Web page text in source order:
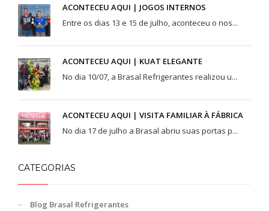
ACONTECEU AQUI | JOGOS INTERNOS
Entre os dias 13 e 15 de julho, aconteceu o nos...
ACONTECEU AQUI | KUAT ELEGANTE
No dia 10/07, a Brasal Refrigerantes realizou u...
ACONTECEU AQUI | VISITA FAMILIAR À FÁBRICA
No dia 17 de julho a Brasal abriu suas portas p...
CATEGORIAS
Blog Brasal Refrigerantes